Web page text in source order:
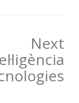
Next